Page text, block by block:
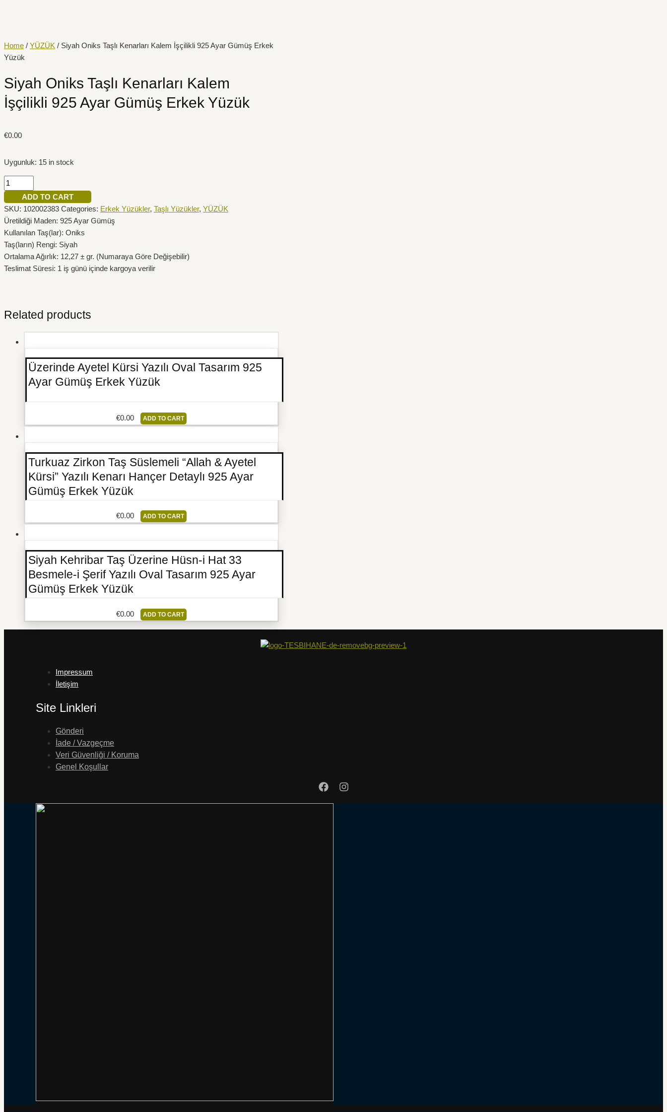
Home / YÜZÜK / Siyah Oniks Taşlı Kenarları Kalem İşçilikli 925 Ayar Gümüş Erkek
Yüzük
Siyah Oniks Taşlı Kenarları Kalem
İşçilikli 925 Ayar Gümüş Erkek Yüzük
€0.00
Uygunluk: 15 in stock
Kenarları
Kalem
925
Ayar
Gümüş
Erkek
quantity
ADD TO CART
SKU: 102002383 Categories: Erkek Yüzükler, Taşlı Yüzükler, YÜZÜK
Üretildiği Maden: 925 Ayar Gümüş
Kullanılan Taş(lar): Oniks
Taş(ların) Rengi: Siyah
Ortalama Ağırlık: 12,27 ± gr. (Numaraya Göre Değişebilir)
Teslimat Süresi: 1 iş günü içinde kargoya verilir
Related products
Üzerinde Ayetel Kürsi Yazılı Oval Tasarım 925
Ayar Gümüş Erkek Yüzük
€0.00 ADD TO CART
Turkuaz Zirkon Taş Süslemeli “Allah & Ayetel
Kürsi” Yazılı Kenarı Hançer Detaylı 925 Ayar
Gümüş Erkek Yüzük
€0.00 ADD TO CART
Siyah Kehribar Taş Üzerine Hüsn-i Hat 33
Besmele-i Şerif Yazılı Oval Tasarım 925 Ayar
Gümüş Erkek Yüzük
€0.00 ADD TO CART
Impressum
İletişim
Site Linkleri
Gönderi
İade / Vazgeçme
Veri Güvenliği / Koruma
Genel Koşullar